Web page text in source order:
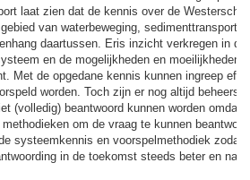
laat zien dat de kennis over de
van waterbeweging,
daartussen. Eris inzicht verkregen in de
en de mogelijkheden en moeilijkheden
Met de opgedane kennis kunnen ingreep
worden. Toch zijn er nog altijd beheers-
(volledig) beantwoord kunnen worden omdat
om de vraag te kunnen
systeemkennis en voorspelmethodiek
in de toekomst steeds beter en